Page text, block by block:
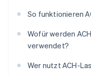
So funktionieren
Wofür werden
verwendet?
Wer nutzt ACH-